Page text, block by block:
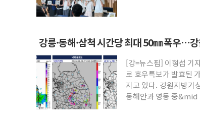
강릉·동해·삼척 시간당 최대 50㎜ 폭우…
[강=뉴스핌] 이형섭 기
로 호우특보가 발효된
지고 있다. 강원지방기
동해안과 영동 중&mid